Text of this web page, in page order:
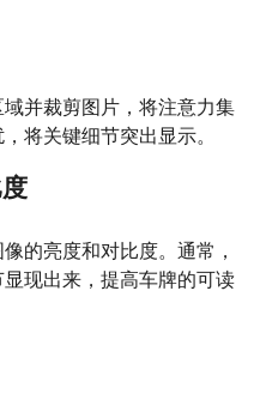
并裁剪图片，将注意力集
将关键细节突出显示。
的亮度和对比度。通常，
现出来，提高车牌的可读